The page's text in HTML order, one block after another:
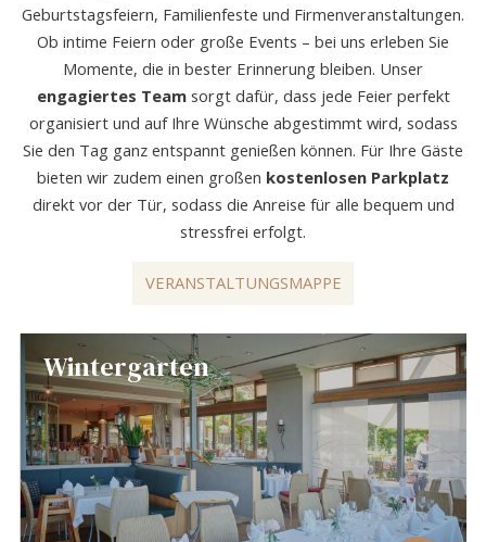
Geburtstagsfeiern, Familienfeste und Firmenveranstaltungen.
Ob intime Feiern oder große Events – bei uns erleben Sie
Momente, die in bester Erinnerung bleiben. Unser
engagiertes Teamsorgt dafür, dass jede Feier perfekt
organisiert und auf Ihre Wünsche abgestimmt wird, sodass
Sie den Tag ganz entspannt genießen können. Für Ihre Gäste
bieten wir zudem einen großen kostenlosen Parkplatz
direkt vor der Tür, sodass die Anreise für alle bequem und
stressfrei erfolgt.
VERANSTALTUNGSMAPPE
Wintergarten